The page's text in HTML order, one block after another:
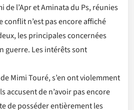
de l’Apr et Aminata du Ps, réunies
conflit n’est pas encore affiché
les principales concernées
guerre. Les intérêts sont
Mimi Touré, s’en ont violemment
accusent de n’avoir pas encore
de posséder entièrement les